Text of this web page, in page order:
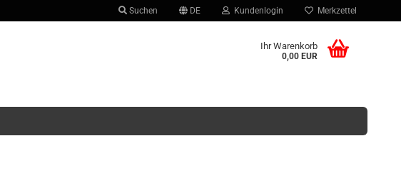
Suchen DE Kundenlogin Merkzettel
Ihr Warenkorb
0,00 EUR